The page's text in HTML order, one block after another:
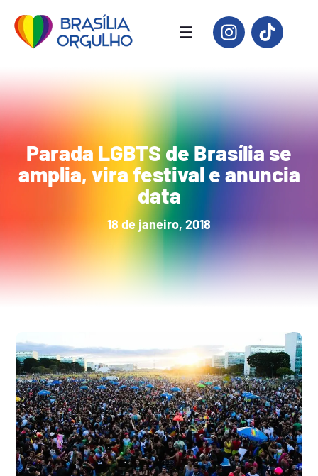
Parada LGBTS de Brasília se
amplia, vira festival e anuncia
data
18 de janeiro, 2018